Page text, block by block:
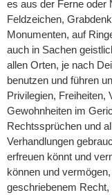
es aus der Ferne oder
Feldzeichen,
Monumenten, auf
auch in Sachen
allen Orten, je nach
benutzen und führen
Privilegien, Freiheiten,
Gewohnheiten im
Rechtssprüchen und
Verhandlungen
erfreuen könnt und
können und
geschriebenem